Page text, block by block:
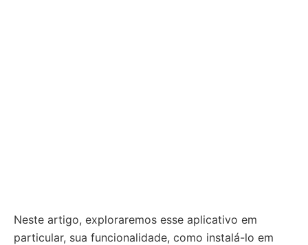
Neste artigo, exploraremos esse aplicativo em
particular, sua funcionalidade, como instalá-lo em